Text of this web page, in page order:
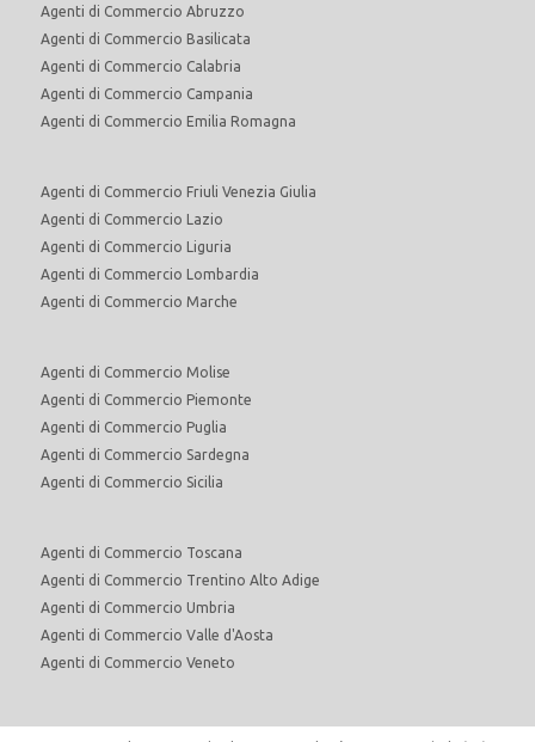
Agenti di Commercio Abruzzo
Agenti di Commercio Basilicata
Agenti di Commercio Calabria
Agenti di Commercio Campania
Agenti di Commercio Emilia Romagna
Agenti di Commercio Friuli Venezia Giulia
Agenti di Commercio Lazio
Agenti di Commercio Liguria
Agenti di Commercio Lombardia
Agenti di Commercio Marche
Agenti di Commercio Molise
Agenti di Commercio Piemonte
Agenti di Commercio Puglia
Agenti di Commercio Sardegna
Agenti di Commercio Sicilia
Agenti di Commercio Toscana
Agenti di Commercio Trentino Alto Adige
Agenti di Commercio Umbria
Agenti di Commercio Valle d'Aosta
Agenti di Commercio Veneto